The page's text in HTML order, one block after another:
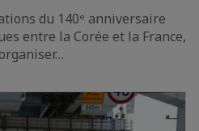
du 140ᵉ anniversaire
entre la Corée et la France,